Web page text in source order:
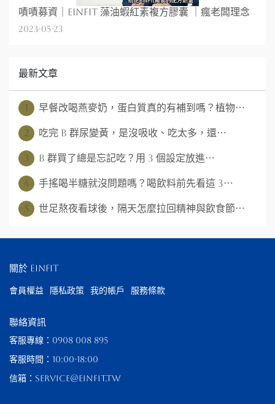
嘖嘖募資｜EinFit 藻油蝦紅素複方膠囊 ｜瘋老闆理念
2023-05-23
最新文章
1 早餐改喝燕麥奶，蛋白質真的有補到嗎？植物⋯
2 吃完 B 群尿變黃，是沒吸收、吃太多，還⋯
3 B 群買了總是忘記吃？用 3 個設定放進⋯
4 手搖喝半糖就沒問題嗎？喝飲料前先看這 3⋯
5 世足熬夜看球後，隔天怎麼拉回精神與飲食節⋯
關於 EinFit
會員權益 隱私政策 我的帳戶 服務條款
聯絡資訊
客服專線：0908 008 895
客服時間：10:00-18:00
信箱：service@einfit.tw